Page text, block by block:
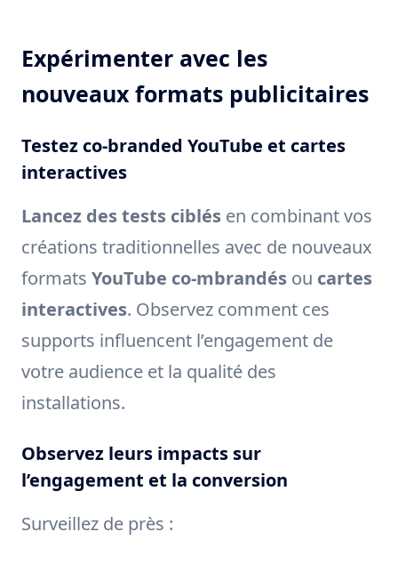
Expérimenter avec les
nouveaux formats publicitaires
Testez co-branded YouTube et cartes
interactives
Lancez des tests ciblés en combinant vos
créations traditionnelles avec de nouveaux
formats YouTube co-mbrandés ou cartes
interactives. Observez comment ces
supports influencent l’engagement de
votre audience et la qualité des
installations.
Observez leurs impacts sur
l’engagement et la conversion
Surveillez de près :